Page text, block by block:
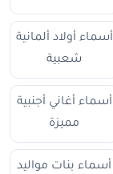
أسماء أولاد ألمانية
شعبية
أسماء أغاني أجنبية
مميزة
أسماء بنات مواليد